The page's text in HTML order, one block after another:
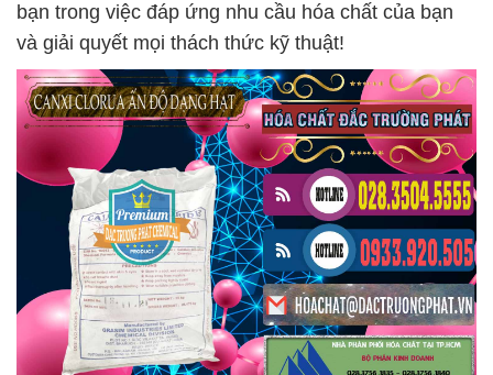
bạn trong việc đáp ứng nhu cầu hóa chất của bạn
và giải quyết mọi thách thức kỹ thuật!